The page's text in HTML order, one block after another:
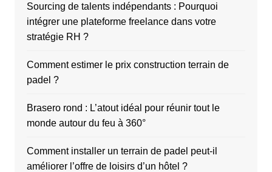
Sourcing de talents indépendants : Pourquoi
intégrer une plateforme freelance dans votre
stratégie RH ?
Comment estimer le prix construction terrain de
padel ?
Brasero rond : L’atout idéal pour réunir tout le
monde autour du feu à 360°
Comment installer un terrain de padel peut-il
améliorer l’offre de loisirs d’un hôtel ?